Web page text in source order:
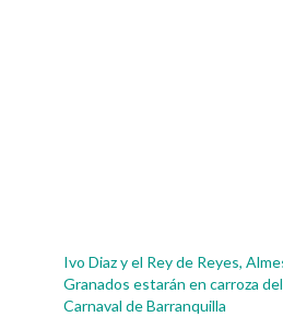
Ivo Diaz y el Rey de Reyes,
Granados estarán en carroza del
Carnaval de Barranquilla